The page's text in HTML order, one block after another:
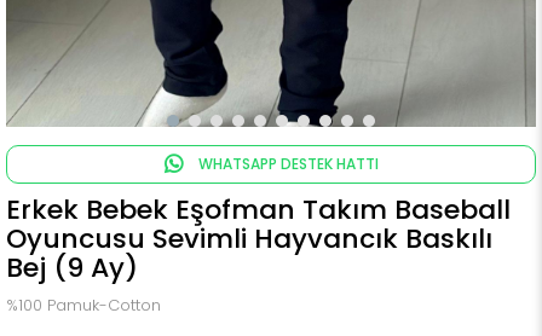
WHATSAPP DESTEK HATTI
Erkek Bebek Eşofman Takım Baseball
Oyuncusu Sevimli Hayvancık Baskılı
Bej (9 Ay)
%100 Pamuk-Cotton